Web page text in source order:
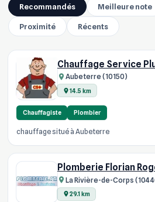
Recommandés
Meilleure note
Proximité Récents
Chauffage Service
Aubeterre (10150)
14.5 km
Chauffagiste Plombier
chauffage situé à Aubeterre
Plomberie Florian
La Rivière-de-Corps
29.1 km